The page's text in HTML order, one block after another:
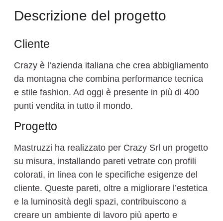
Descrizione del progetto
Cliente
Crazy è l’azienda italiana che crea abbigliamento
da montagna che combina performance tecnica
e stile fashion. Ad oggi è presente in più di 400
punti vendita in tutto il mondo.
Progetto
Mastruzzi ha realizzato per Crazy Srl un progetto
su misura, installando pareti vetrate con profili
colorati, in linea con le specifiche esigenze del
cliente. Queste pareti, oltre a migliorare l’estetica
e la luminosità degli spazi, contribuiscono a
creare un ambiente di lavoro più aperto e